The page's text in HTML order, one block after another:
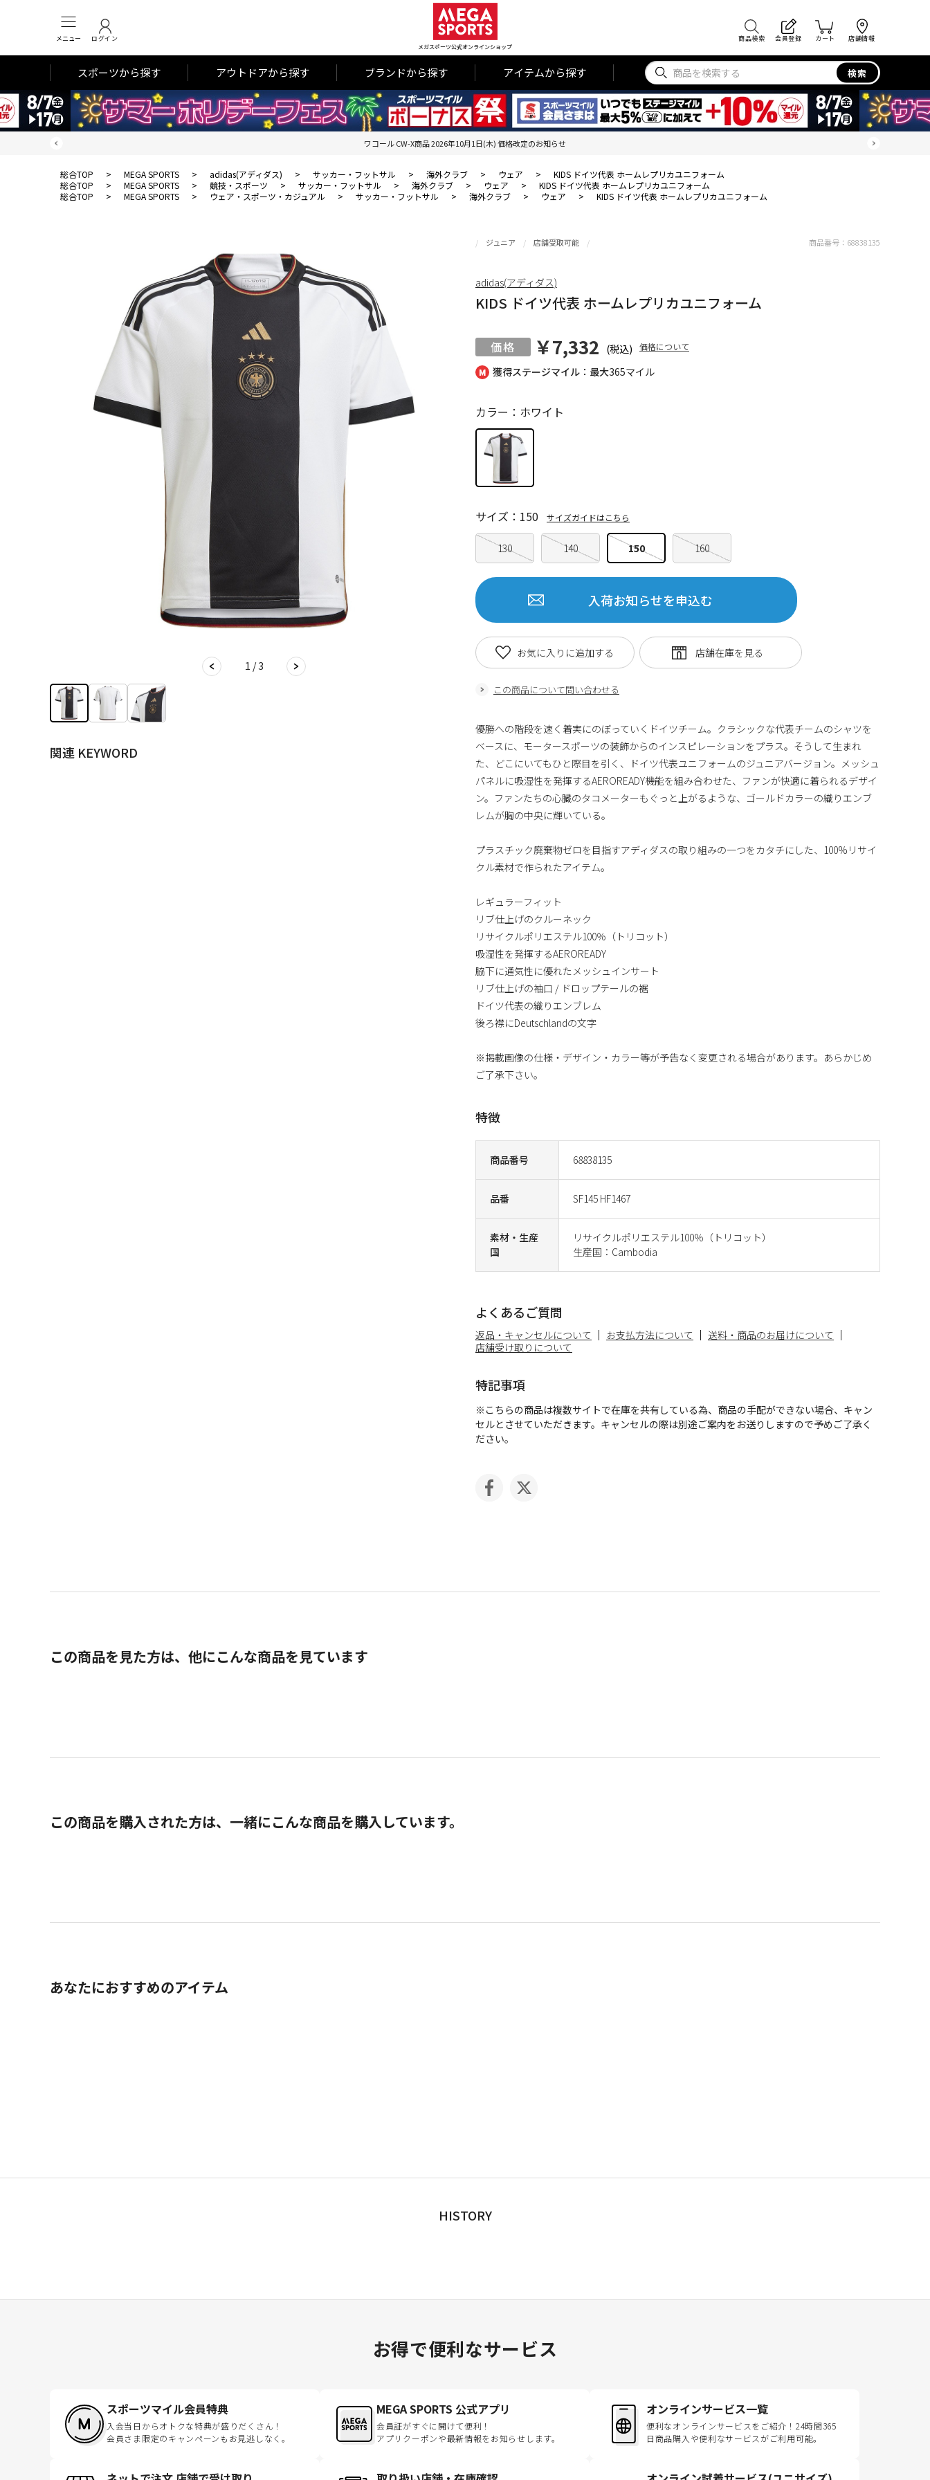
メニュー ログイン
メガスポーツ公式オンラインショップ
商品検索 会員登録 カート 店舗情報
スポーツから探す アウトドアから探す ブランドから探す アイテムから探す 検索
ワコール CW-X商品 2026年10月1日(木) 価格改定のお知らせ
総合TOP > MEGA SPORTS > adidas(アディダス) > サッカー・フットサル > 海外クラブ > ウェア >
KIDS ドイツ代表 ホームレプリカユニフォーム
総合TOP
> MEGA SPORTS > 競技・スポーツ > サッカー・フットサル > 海外クラブ > ウェア >
KIDS ドイツ代表 ホームレプリカユニフォーム
総合TOP
> MEGA SPORTS > ウェア・スポーツ・カジュアル > サッカー・フットサル > 海外クラブ > ウェア > KIDS ドイツ代表 ホームレプリカユニフォーム
1 / 3
関連 KEYWORD
獲得ステージマイル：最大365マイル
ジュニア 店舗受取可能
KIDS ドイツ代表 ホームレプリカユニフォーム
￥7,332 (税込) 価格について
商品番号 68838135
品番 SF145 HF1467
素材・生産
国
リサイクルポリエステル100％（トリコット）
生産国：Cambodia
カラー：ホワイト
130 140 150 160
サイズ：150 サイズガイドはこちら
入荷お知らせを申込む
この商品について問い合わせる
お気に入りに追加する
商品番号： 68838135
adidas(アディダス)
優勝への階段を速く着実にのぼっていくドイツチーム。クラシックな代表チームのシャツを
ベースに、モータースポーツの装飾からのインスピレーションをプラス。そうして生まれ
た、どこにいてもひと際目を引く、ドイツ代表ユニフォームのジュニアバージョン。メッシュ
パネルに吸湿性を発揮するAEROREADY機能を組み合わせた、ファンが快適に着られるデザイ
ン。ファンたちの心臓のタコメーターもぐっと上がるような、ゴールドカラーの織りエンブ
レムが胸の中央に輝いている。
プラスチック廃棄物ゼロを目指すアディダスの取り組みの一つをカタチにした、100%リサイ
クル素材で作られたアイテム。
レギュラーフィット
リブ仕上げのクルーネック
リサイクルポリエステル100％（トリコット）
吸湿性を発揮するAEROREADY
脇下に通気性に優れたメッシュインサート
リブ仕上げの袖口 / ドロップテールの裾
ドイツ代表の織りエンブレム
後ろ襟にDeutschlandの文字
※掲載画像の仕様・デザイン・カラー等が予告なく変更される場合があります。あらかじめ
ご了承下さい。
特徴
よくあるご質問
返品・キャンセルについて お支払方法について
送料・商品のお届けについて
店舗受け取りについて
特記事項
※こちらの商品は複数サイトで在庫を共有している為、商品の手配ができない場合、キャン
セルとさせていただきます。キャンセルの際は別途ご案内をお送りしますので予めご了承く
ださい。
この商品を見た方は、他にこんな商品を見ています
この商品を購入された方は、一緒にこんな商品を購入しています。
あなたにおすすめのアイテム
HISTORY
お得で便利なサービス
スポーツマイル会員特典
入会当日からオトクな特典が盛りだくさん！
会員さま限定のキャンペーンもお見逃しなく。
MEGA SPORTS 公式アプリ
会員証がすぐに開けて便利！
アプリクーポンや最新情報をお知らせします。
オンラインサービス一覧
便利なオンラインサービスをご紹介！24時間365
日商品購入や便利なサービスがご利用可能。